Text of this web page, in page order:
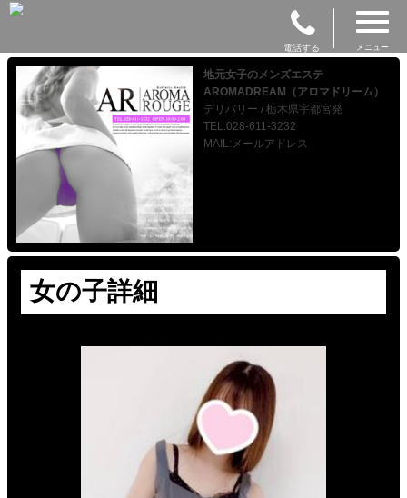
電話する メニュー
地元女子のメンズエステ
AROMADREAM（アロマドリーム）
デリバリー / 栃木県宇都宮発
TEL:028-611-3232
MAIL:メールアドレス
女の子詳細